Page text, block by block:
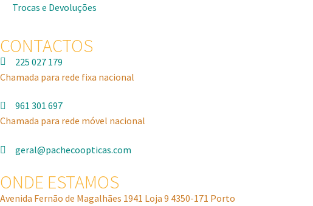
Trocas e Devoluções
CONTACTOS
225 027 179
Chamada para rede fixa nacional
961 301 697
Chamada para rede móvel nacional
geral@pachecoopticas.com
ONDE ESTAMOS
Avenida Fernão de Magalhães 1941 Loja 9 4350-171 Porto